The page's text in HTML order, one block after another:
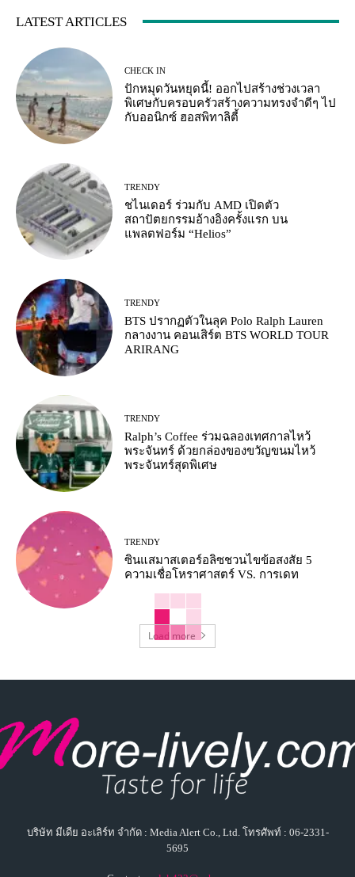
LATEST ARTICLES
CHECK IN
ปักหมุดวันหยุดนี้! ออกไปสร้างช่วงเวลา
พิเศษกับครอบครัวสร้างความทรงจำดีๆ ไป
กับออนิกซ์ ฮอสพิทาลิตี้
TRENDY
ชไนเดอร์ ร่วมกับ AMD เปิดตัว
สถาปัตยกรรมอ้างอิงครั้งแรก บน
แพลตฟอร์ม “Helios”
TRENDY
BTS ปรากฏตัวในลุค Polo Ralph Lauren
กลางงาน คอนเสิร์ต BTS WORLD TOUR
ARIRANG
TRENDY
Ralph’s Coffee ร่วมฉลองเทศกาลไหว้
พระจันทร์ ด้วยกล่องของขวัญขนมไหว้
พระจันทร์สุดพิเศษ
TRENDY
ซินแสมาสเตอร์อลิซชวนไขข้อสงสัย 5
ความเชื่อโหราศาสตร์ VS. การเดท
Load more
บริษัท มีเดีย อะเลิร์ท จำกัด : Media Alert Co., Ltd. โทรศัพท์ : 06-2331-
5695